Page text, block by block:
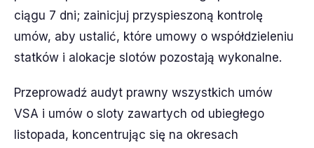
ciągu 7 dni; zainicjuj przyspieszoną kontrolę
umów, aby ustalić, które umowy o współdzieleniu
statków i alokacje slotów pozostają wykonalne.
Przeprowadź audyt prawny wszystkich umów
VSA i umów o sloty zawartych od ubiegłego
listopada, koncentrując się na okresach